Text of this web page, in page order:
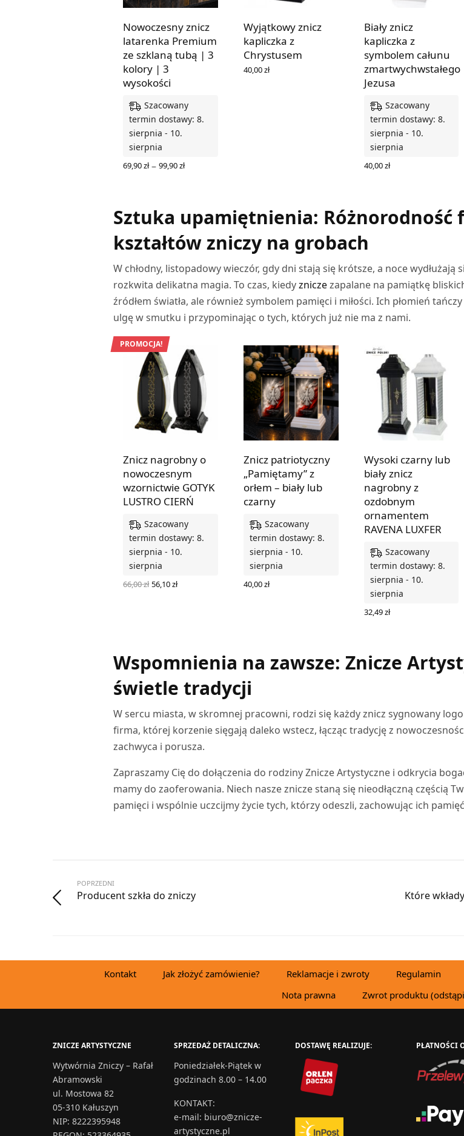
Nowoczesny znicz
latarenka Premium
ze szklaną tubą | 3
kolory | 3
wysokości
Szacowany
termin dostawy: 8.
sierpnia - 10.
sierpnia
69,90zł – 99,90złZakres
Wyjątkowy znicz
kapliczka z
Chrystusem
40,00zł
Biały znicz
kapliczka z
symbolem całunu
zmartwychwstałego
Jezusa
Szacowany
termin dostawy: 8.
sierpnia - 10.
sierpnia
40,00zł
Sztuka upamiętnienia: Różnorodność
kształtów zniczy na grobach
W chłodny, listopadowy wieczór, gdy dni stają się krótsze, a noce wydłużają
rozkwita delikatna magia. To czas, kiedyzniczezapalane na pamiątkę
źródłem światła, ale również symbolem pamięci i miłości. Ich płomień
ulgę w smutku i przypominając o tych, których już nie ma z nami.
PROMOCJA!
Znicz nagrobny o
nowoczesnym
wzornictwie GOTYK
LUSTRO CIERŃ
Szacowany
termin dostawy: 8.
sierpnia - 10.
sierpnia
66,00zł Pierwotna
cena
56,10złAktualna
Znicz patriotyczny
„Pamiętamy” z
orłem – biały lub
czarny
Szacowany
termin dostawy: 8.
sierpnia - 10.
sierpnia
40,00zł
Wysoki czarny lub
biały znicz
nagrobny z
ozdobnym
ornamentem
RAVENA LUXFER
Szacowany
termin dostawy: 8.
sierpnia - 10.
sierpnia
32,49zł
Wspomnienia na zawsze: Znicze
świetle tradycji
W sercu miasta, w skromnej pracowni, rodzi się każdy znicz sygnowany
firma, której korzenie sięgają daleko wstecz, łącząc tradycję z
zachwyca i porusza.
Zapraszamy Cię do dołączenia do rodziny Znicze Artystyczne i odkrycia
mamy do zaoferowania. Niech nasze znicze staną się nieodłączną częścią
pamięci i wspólnie uczcijmy życie tych, którzy odeszli, zachowując ich
POPRZEDNI
Producent szkła do zniczy
Które
Kontakt Jak złożyć zamówienie? Reklamacje i zwroty Regulamin
Nota prawna
Zwrot produktu
ZNICZE ARTYSTYCZNE
Wytwórnia Zniczy – Rafał
Abramowski
ul. Mostowa 82
05-310 Kałuszyn
NIP: 8222395948
SPRZEDAŻ DETALICZNA:
Poniedziałek-Piątek w
godzinach 8.00 – 14.00
KONTAKT:
e-mail: biuro@znicze-
artystyczne.pl
DOSTAWĘ REALIZUJE: PŁATNOŚCI